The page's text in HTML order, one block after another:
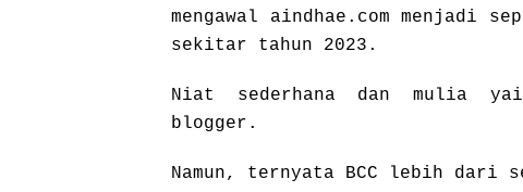
mengawal aindhae.com menjadi
sekitar tahun 2023.
Niat sederhana dan mulia
blogger.
Namun, ternyata BCC lebih dari